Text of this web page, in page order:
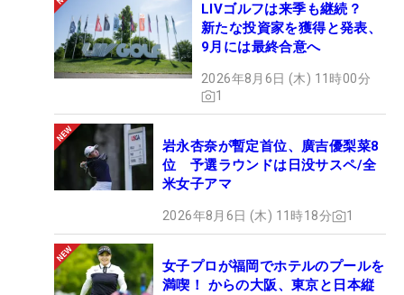
LIVゴルフは来季も継続？
新たな投資家を獲得と発表、
9月には最終合意へ
2026年8月6日 (木) 11時00分
1
岩永杏奈が暫定首位、廣吉優梨菜8
位 予選ラウンドは日没サスペ/全
米女子アマ
2026年8月6日 (木) 11時18分 1
女子プロが福岡でホテルのプールを
満喫！ からの大阪、東京と日本縦